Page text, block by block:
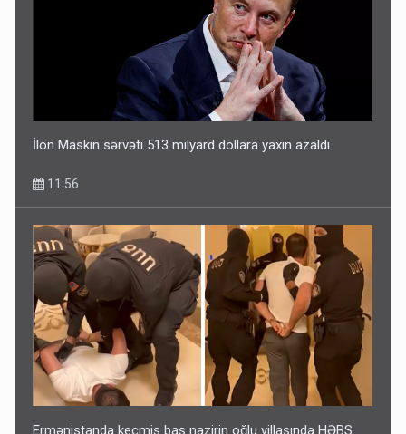
İlon Maskın sərvəti 513 milyard dollara yaxın azaldı
11:56
Ermənistanda keçmiş baş nazirin oğlu villasında HƏBS